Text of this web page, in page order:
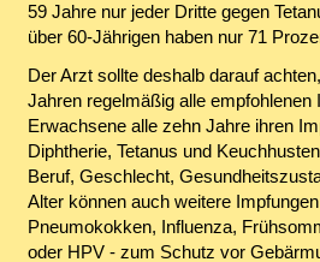
59 Jahre nur jeder Dritte gegen
über 60-Jährigen haben nur 71
Der Arzt sollte deshalb darauf
Jahren regelmäßig alle empfohlenen
Erwachsene alle zehn Jahre ihren
Diphtherie, Tetanus und
Beruf, Geschlecht,
Alter können auch weitere
Pneumokokken, Influenza,
oder HPV - zum Schutz vor